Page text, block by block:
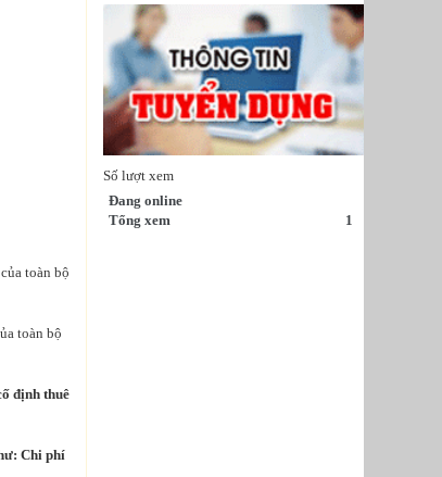
toàn bộ
toàn bộ
định thuê
Chi phí
Số lượt xem
Đang online
Tổng xem
1